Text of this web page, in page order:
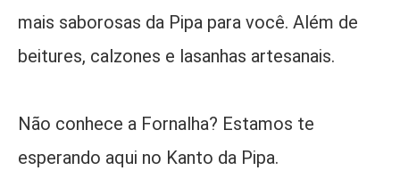
mais saborosas da Pipa para você. Além de
beitures, calzones e lasanhas artesanais.
Não conhece a Fornalha? Estamos te
esperando aqui no Kanto da Pipa.